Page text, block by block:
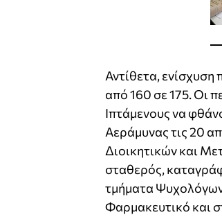
Αντίθετα, ενίσχυση
από 160 σε 175. Οι
Ιπτάμενους να
Αεράμυνας τις 20
Διοικητικών και
σταθερός,
τμήματα
Φαρμακευτικό και